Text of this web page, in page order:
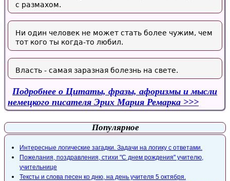
с размахом.
Ни один человек не может стать более чужим, чем
тот кого ты когда-то любил.
Власть - самая заразная болезнь на свете.
Подробнее о Цитаты, фразы, афоризмы и мысли
немецкого писателя Эрих Мария Ремарка
Популярное
Интересные логические загадки. Задачи на логику с ответами.
Пожелания, поздравления, стихи "С днем рождения" учителю,
учительнице
Тексты и слова песен ко дню, на день учителя 5 октября.